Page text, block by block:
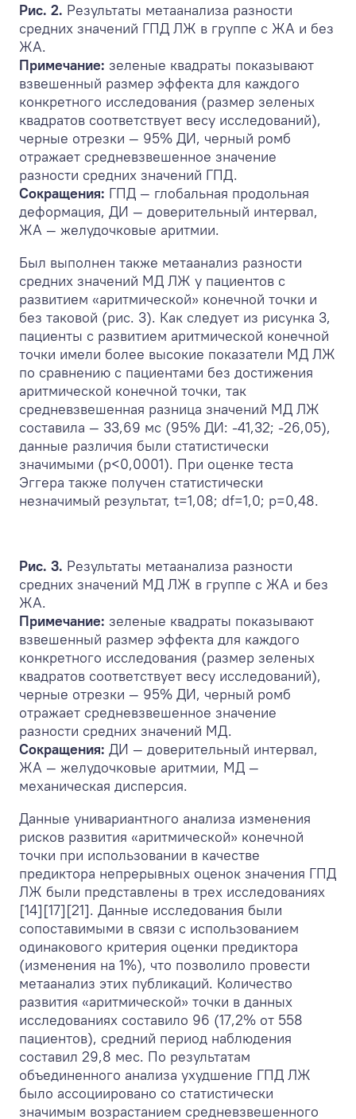
Рис. 2. Результаты метаанализа разности
средних значений ГПД ЛЖ в группе с ЖА и без
ЖА.
Примечание: зеленые квадраты показывают
взвешенный размер эффекта для каждого
конкретного исследования (размер зеленых
квадратов соответствует весу исследований),
черные отрезки — 95% ДИ, черный ромб
отражает средневзвешенное значение
разности средних значений ГПД.
Сокращения: ГПД — глобальная продольная
деформация, ДИ — доверительный интервал,
ЖА — желудочковые аритмии.
Был выполнен также метаанализ разности
средних значений МД ЛЖ у пациентов c
развитием «аритмической» конечной точки и
без таковой (рис. 3). Как следует из рисунка 3,
пациенты с развитием аритмической конечной
точки имели более высокие показатели МД ЛЖ
по сравнению с пациентами без достижения
аритмической конечной точки, так
средневзвешенная разница значений МД ЛЖ
составила — 33,69 мс (95% ДИ: -41,32; -26,05),
данные различия были статистически
значимыми (р<0,0001). При оценке теста
Эггера также получен статистически
незначимый результат, t=1,08; df=1,0; p=0,48.
Рис. 3. Результаты метаанализа разности
средних значений МД ЛЖ в группе с ЖА и без
ЖА.
Примечание: зеленые квадраты показывают
взвешенный размер эффекта для каждого
конкретного исследования (размер зеленых
квадратов соответствует весу исследований),
черные отрезки — 95% ДИ, черный ромб
отражает средневзвешенное значение
разности средних значений МД.
Сокращения: ДИ — доверительный интервал,
ЖА — желудочковые аритмии, МД —
механическая дисперсия.
Данные унивариантного анализа изменения
рисков развития «аритмической» конечной
точки при использовании в качестве
предиктора непрерывных оценок значения ГПД
ЛЖ были представлены в трех исследованиях
[14][17][21]. Данные исследования были
сопоставимыми в связи с использованием
одинакового критерия оценки предиктора
(изменения на 1%), что позволило провести
метаанализ этих публикаций. Количество
развития «аритмической» точки в данных
исследованиях составило 96 (17,2% от 558
пациентов), средний период наблюдения
составил 29,8 мес. По результатам
объединенного анализа ухудшение ГПД ЛЖ
было ассоциировано со статистически
значимым возрастанием средневзвешенного